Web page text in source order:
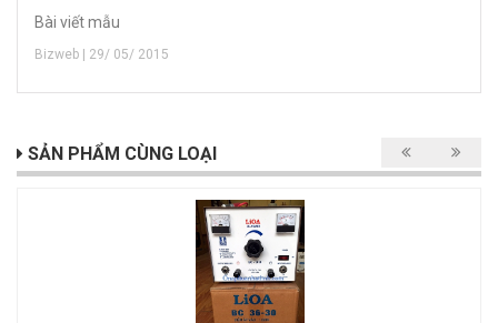
Bài viết mẫu
Bizweb | 29/ 05/ 2015
SẢN PHẨM CÙNG LOẠI